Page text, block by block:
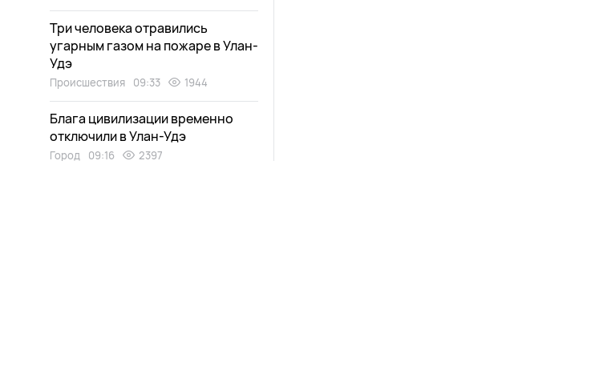
Три человека отравились
угарным газом на пожаре в Улан-
Удэ
Происшествия 09:33 1944
Блага цивилизации временно
отключили в Улан-Удэ
Город 09:16 2397